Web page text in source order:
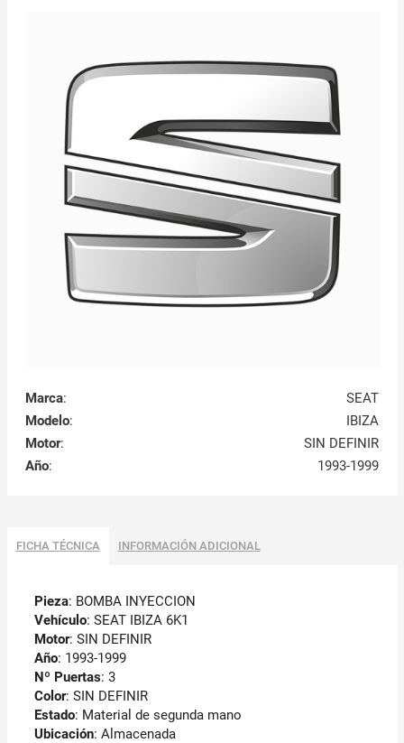
Marca:
SEAT
Modelo:
IBIZA
Motor:
SIN DEFINIR
Año: 1993-1999
FICHA TÉCNICA INFORMACIÓN ADICIONAL
Pieza: BOMBA INYECCION
Vehículo: SEAT IBIZA 6K1
Motor: SIN DEFINIR
Año: 1993-1999
Nº Puertas: 3
Color: SIN DEFINIR
Estado: Material de segunda mano
Ubicación: Almacenada